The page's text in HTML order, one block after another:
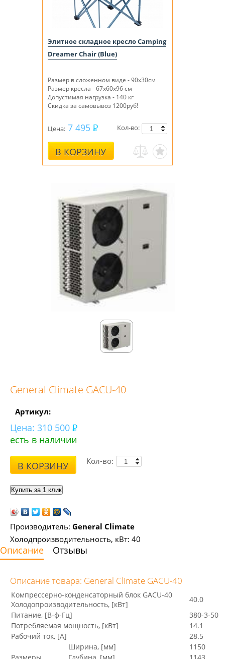
Элитное складное кресло Camping
Dreamer Chair (Blue)
Размер в сложенном виде - 90x30см
Размер кресла - 67х60х96 см
Допустимая нагрузка - 140 кг
Скидка за самовывоз 1200руб!
Цена: 7 495
В КОРЗИНУ
Кол-во:
General Climate GACU-40
Артикул:
Цена: 310 500
есть в наличии
В КОРЗИНУ Кол-во:
Производитель: General Climate
Холодпроизводительность, кВт: 40
Описание Отзывы
Описание товара: General Climate GACU-40
Компрессерно-конденcаторный блок GACU-40
Холодопроизводительность, [кВт]
40.0
Питание, [В-ф-Гц]
380-3-50
Потребляемая мощность, [кВт]
14.1
Рабочий ток, [A]
28.5
Ширина, [мм]
1150